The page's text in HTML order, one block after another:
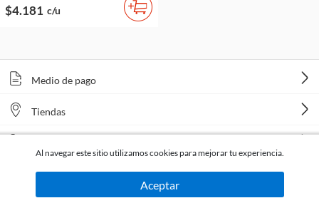
$4.181 c/u
Medio de pago
Tiendas
Al navegar este sitio utilizamos cookies para mejorar tu experiencia.
Aceptar